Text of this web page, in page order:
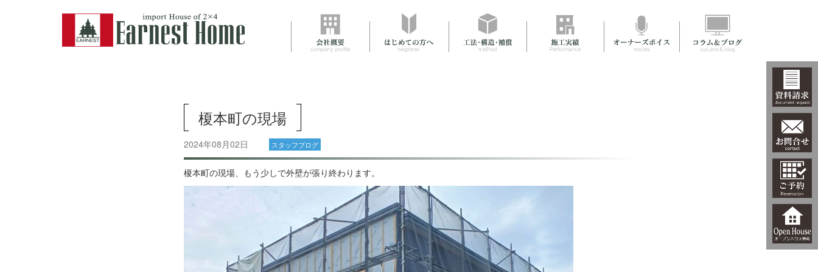
榎本町の現場
2024年08月02日 スタッフブログ
榎本町の現場、もう少しで外壁が張り終わります。